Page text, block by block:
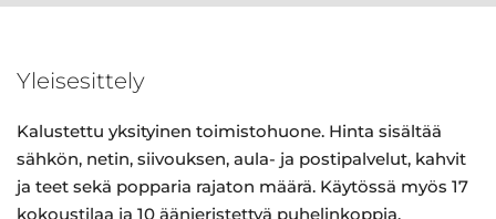
Yleisesittely
Kalustettu yksityinen toimistohuone. Hinta sisältää
sähkön, netin, siivouksen, aula- ja postipalvelut, kahvit
ja teet sekä popparia rajaton määrä. Käytössä myös 17
kokoustilaa ja 10 äänieristettyä puhelinkoppia,